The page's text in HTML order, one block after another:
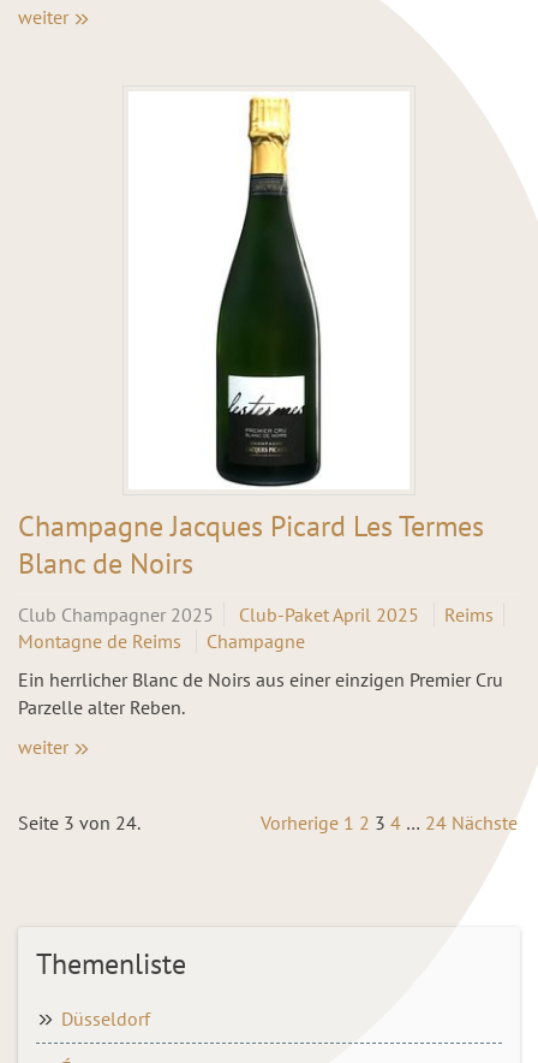
weiter
Champagne Jacques Picard Les Termes
Blanc de Noirs
Club Champagner 2025 Club-Paket April 2025
Reims
Montagne de Reims
Champagne
Ein herrlicher Blanc de Noirs aus einer einzigen Premier Cru
Parzelle alter Reben.
weiter
Seite 3 von 24. Vorherige 1 2 3 4 … 24 Nächste
Themenliste
Düsseldorf